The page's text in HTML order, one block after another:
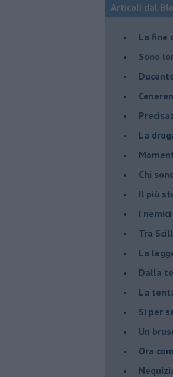
Articoli dal
La fine
Sono
La
Chi
Il più
I
Tra
La
Dalla
La
​Sì per
Un
Ora